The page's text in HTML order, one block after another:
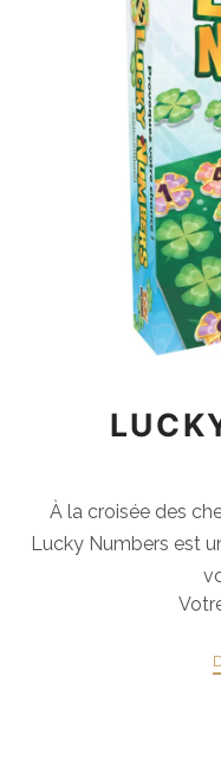
À la croisée des
Lucky Numbers est